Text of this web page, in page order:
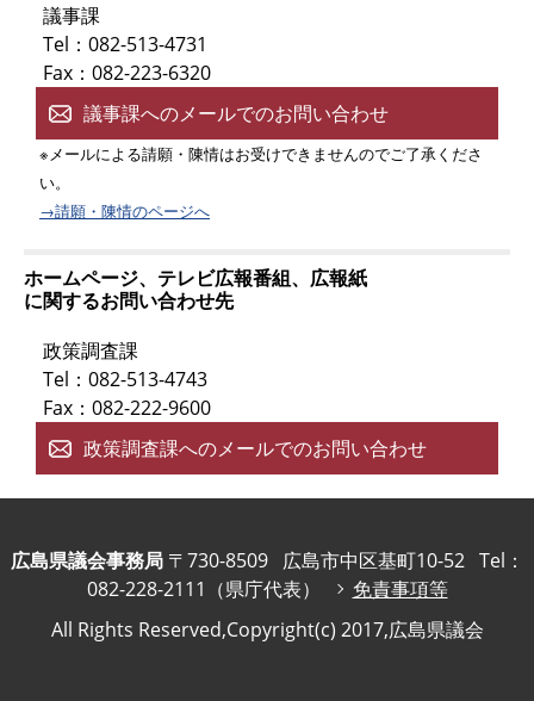
議事課
Tel：082-513-4731
Fax：082-223-6320
議事課へのメールでのお問い合わせ
※メールによる請願・陳情はお受けできませんのでご了承くださ
い。
→請願・陳情のページへ
ホームページ、テレビ広報番組、広報紙
に関するお問い合わせ先
政策調査課
Tel：082-513-4743
Fax：082-222-9600
政策調査課へのメールでのお問い合わせ
広島県議会事務局 〒730-8509 広島市中区基町10-52 Tel：
082-228-2111（県庁代表）
免責事項等
All Rights Reserved,Copyright(c) 2017,広島県議会